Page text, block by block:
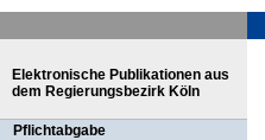
Elektronische Publikationen aus
dem Regierungsbezirk Köln
Pflichtabgabe